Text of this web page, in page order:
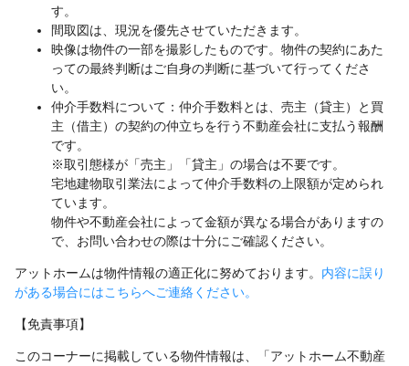
す。
間取図は、現況を優先させていただきます。
映像は物件の一部を撮影したものです。物件の契約にあた
っての最終判断はご自身の判断に基づいて行ってくださ
い。
仲介手数料について：仲介手数料とは、売主（貸主）と買
主（借主）の契約の仲立ちを行う不動産会社に支払う報酬
です。
※取引態様が「売主」「貸主」の場合は不要です。
宅地建物取引業法によって仲介手数料の上限額が定められ
ています。
物件や不動産会社によって金額が異なる場合がありますの
で、お問い合わせの際は十分にご確認ください。
アットホームは物件情報の適正化に努めております。 内容に誤り
がある場合にはこちらへご連絡ください。
【免責事項】
このコーナーに掲載している物件情報は、「アットホーム不動産